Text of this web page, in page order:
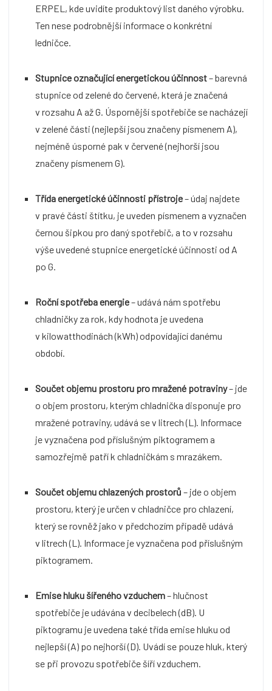
ERPEL, kde uvidíte produktový list daného výrobku.
Ten nese podrobnější informace o konkrétní
ledničce.
Stupnice označující energetickou účinnost– barevná
stupnice od zelené do červené, která je značená
v rozsahu A až G. Úspornější spotřebiče se nacházejí
v zelené části (nejlepší jsou značeny písmenem A),
nejméně úsporné pak v červené (nejhorší jsou
značeny písmenem G).
Třída energetické účinnosti přístroje– údaj najdete
v pravé části štítku, je uveden písmenem a vyznačen
černou šipkou pro daný spotřebič, a to v rozsahu
výše uvedené stupnice energetické účinnosti od A
po G.
Roční spotřeba energie– udává nám spotřebu
chladničky za rok, kdy hodnota je uvedena
v kilowatthodinách (kWh) odpovídající danému
období.
Součet objemu prostoru pro mražené potraviny– jde
o objem prostoru, kterým chladnička disponuje pro
mražené potraviny, udává se v litrech (L). Informace
je vyznačena pod příslušným piktogramem a
samozřejmě patří k chladničkám s mrazákem.
Součet objemu chlazených prostorů – jde o objem
prostoru, který je určen v chladničce pro chlazení,
který se rovněž jako v předchozím případě udává
v litrech (L). Informace je vyznačena pod příslušným
piktogramem.
Emise hluku šířeného vzduchem– hlučnost
spotřebiče je udávána v decibelech (dB). U
piktogramu je uvedena také třída emise hluku od
nejlepší (A) po nejhorší (D). Uvádí se pouze hluk, který
se při provozu spotřebiče šíří vzduchem.